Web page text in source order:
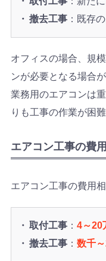
撤去工事：既存
オフィスの場合、規
ンが必要となる場合が
業務用のエアコンは
りも工事の作業が困難
エアコン工事の費
エアコン工事の費用
取付工事： 4～20
撤去工事： 数千